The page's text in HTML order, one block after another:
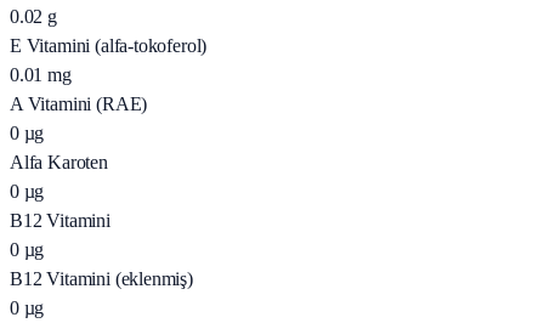
0.02 g
E Vitamini (alfa-tokoferol)
0.01 mg
A Vitamini (RAE)
0 µg
Alfa Karoten
0 µg
B12 Vitamini
0 µg
B12 Vitamini (eklenmiş)
0 µg